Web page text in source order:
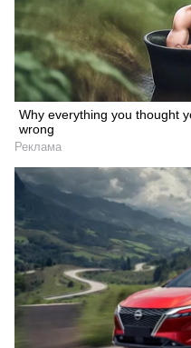
Why everything you thought
wrong
Реклама